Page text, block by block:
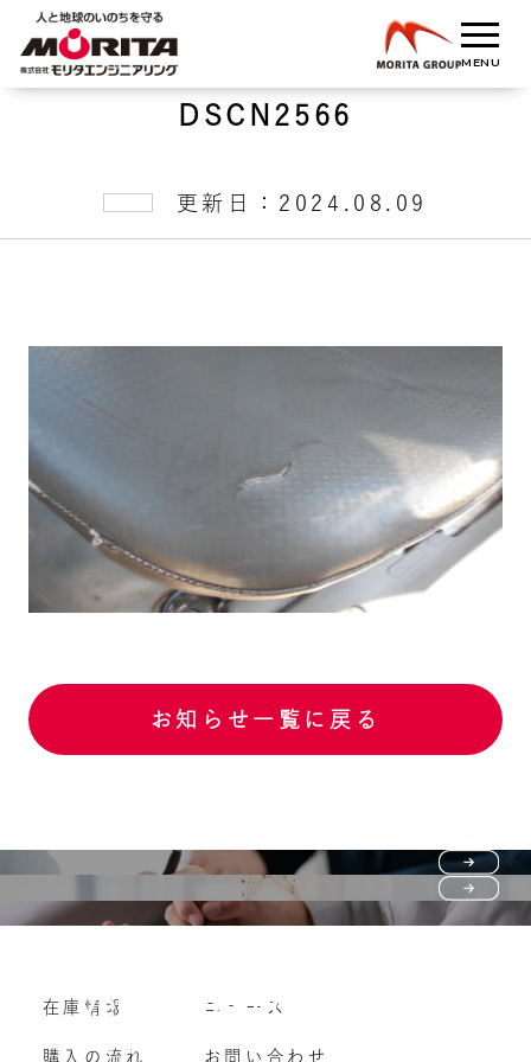
DSCN2566
更新日：2024.08.09
お知らせ一覧に戻る
購入の流れ
よくいただくご質問
Vehicle purchase
車両買い取り
在庫情報
購入の流れ
ニュース
お問い合わせ